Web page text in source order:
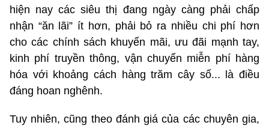
hiện nay các siêu thị đang ngày càng phải chấp
nhận “ăn lãi” ít hơn, phải bỏ ra nhiều chi phí hơn
cho các chính sách khuyến mãi, ưu đãi mạnh tay,
kinh phí truyền thông, vận chuyển miễn phí hàng
hóa với khoảng cách hàng trăm cây số... là điều
đáng hoan nghênh.
Tuy nhiên, cũng theo đánh giá của các chuyên gia,